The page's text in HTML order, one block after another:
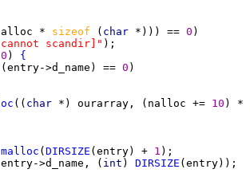
* sizeof ( char *))) == 0
scandir]"
0 ) {
>d_name) == 0
(( char *) ourarray, (nalloc += 10 ) *
malloc ( DIRSIZE (entry) + 1
>d_name, ( int ) DIRSIZE